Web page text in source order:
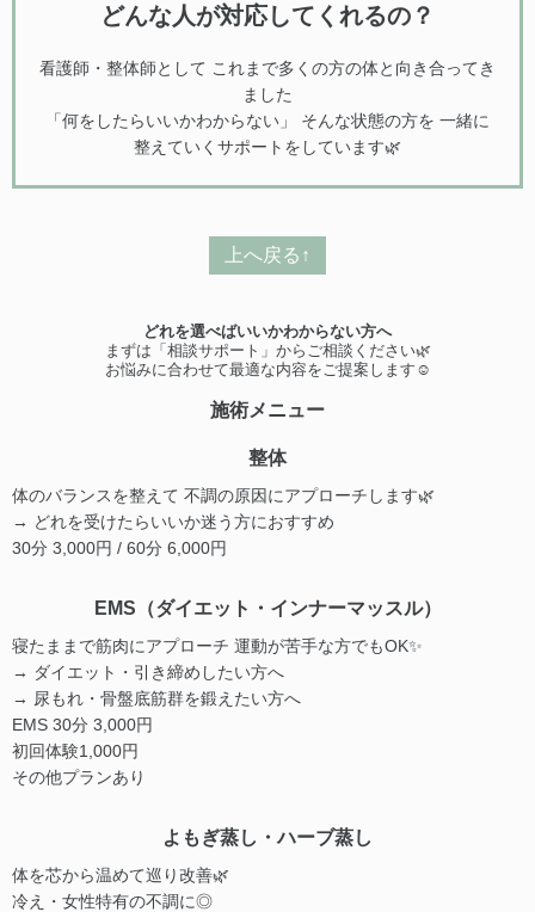
どんな人が対応してくれるの？
看護師・整体師として これまで多くの方の体と向き合ってき
ました
「何をしたらいいかわからない」 そんな状態の方を 一緒に
整えていくサポートをしています🌿
上へ戻る↑
どれを選べばいいかわからない方へ
まずは「相談サポート」からご相談ください🌿
お悩みに合わせて最適な内容をご提案します☺️
施術メニュー
整体
体のバランスを整えて 不調の原因にアプローチします🌿
→ どれを受けたらいいか迷う方におすすめ
30分 3,000円 / 60分 6,000円
EMS（ダイエット・インナーマッスル）
寝たままで筋肉にアプローチ 運動が苦手な方でもOK✨
→ ダイエット・引き締めしたい方へ
→ 尿もれ・骨盤底筋群を鍛えたい方へ
EMS 30分 3,000円
初回体験1,000円
その他プランあり
よもぎ蒸し・ハーブ蒸し
体を芯から温めて巡り改善🌿
冷え・女性特有の不調に◎